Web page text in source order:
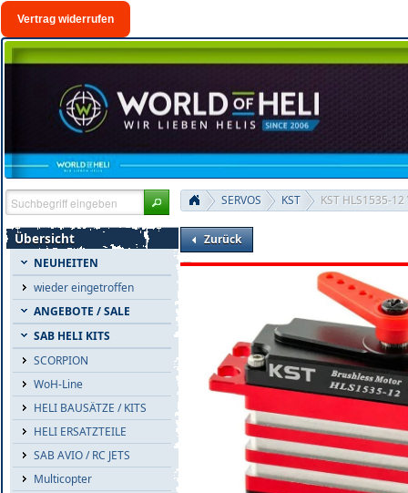
Vertrag widerrufen
Übersicht
NEUHEITEN
wieder eingetroffen
ANGEBOTE / SALE
SAB HELI KITS
SCORPION
WoH-Line
HELI BAUSÄTZE / KITS
HELI ERSATZTEILE
SAB AVIO / RC JETS
Multicopter
SERVOS KST KST HLS1535-12
Zurück